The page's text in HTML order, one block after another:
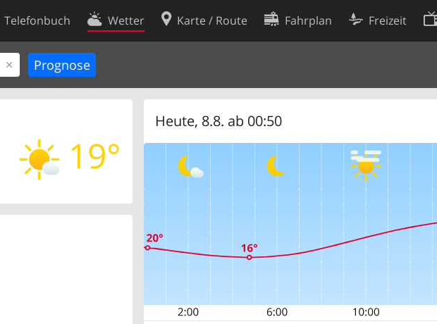
Telefonbuch Wetter Karte / Route Fahrplan Freizeit
19°
Heute, 8.8. ab 00:50
Kontakt
Nutzungsbedingungen
Cookie-Einstellungen